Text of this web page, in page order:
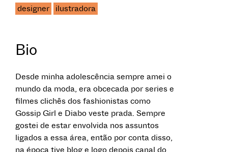
designer ilustradora
Bio
Desde minha adolescência sempre amei o
mundo da moda, era obcecada por series e
filmes clichês dos fashionistas como
Gossip Girl e Diabo veste prada. Sempre
gostei de estar envolvida nos assuntos
ligados a essa área, então por conta disso,
na época tive blog e logo depois canal do